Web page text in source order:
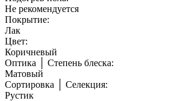
Не рекомендуется
Покрытие:
Лак
Цвет:
Коричневый
Оптика │ Степень блеска:
Матовый
Сортировка │ Селекция:
Рустик